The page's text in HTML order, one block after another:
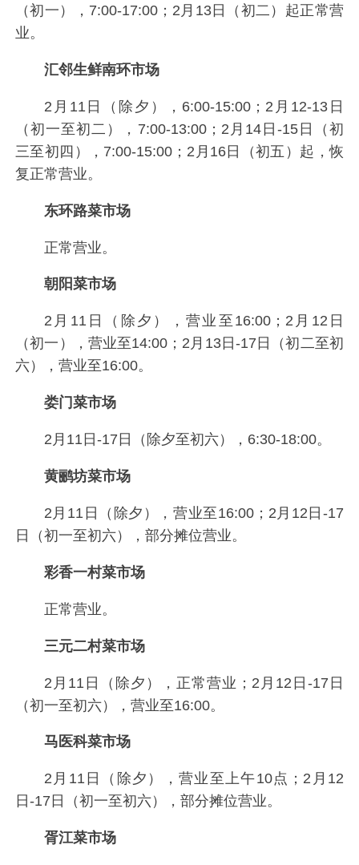
（初一），7:00-17:00；2月13日（初二）起正常营
业。
汇邻生鲜南环市场
2月11日（除夕），6:00-15:00；2月12-13日
（初一至初二），7:00-13:00；2月14日-15日（初
三至初四），7:00-15:00；2月16日（初五）起，恢
复正常营业。
东环路菜市场
正常营业。
朝阳菜市场
2月11日（除夕），营业至16:00；2月12日
（初一），营业至14:00；2月13日-17日（初二至初
六），营业至16:00。
娄门菜市场
2月11日-17日（除夕至初六），6:30-18:00。
黄鹂坊菜市场
2月11日（除夕），营业至16:00；2月12日-17
日（初一至初六），部分摊位营业。
彩香一村菜市场
正常营业。
三元二村菜市场
2月11日（除夕），正常营业；2月12日-17日
（初一至初六），营业至16:00。
马医科菜市场
2月11日（除夕），营业至上午10点；2月12
日-17日（初一至初六），部分摊位营业。
胥江菜市场